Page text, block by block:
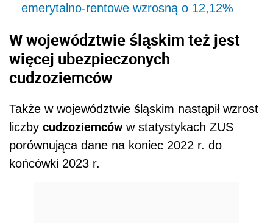
emerytalno-rentowe wzrosną o 12,12%
W województwie śląskim też jest
więcej ubezpieczonych
cudzoziemców
Także w województwie śląskim nastąpił wzrost
liczby cudzoziemców w statystykach ZUS
porównująca dane na koniec 2022 r. do
końcówki 2023 r.